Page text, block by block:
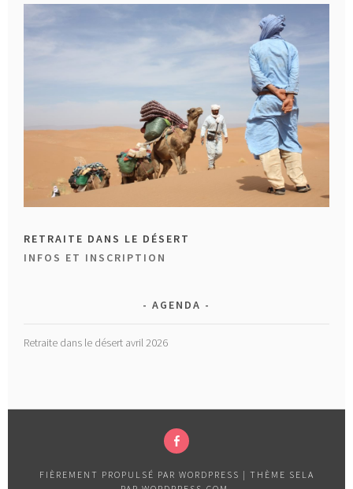
RETRAITE DANS LE DÉSERT
INFOS ET INSCRIPTION
AGENDA
Retraite dans le désert avril 2026
FIÈREMENT PROPULSÉ PAR WORDPRESS | THÈME SELA